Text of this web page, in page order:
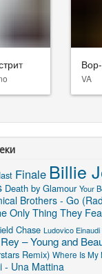
VA
Finale Billie
Death by Glamour Your
Brothers - Go
Only Thing They
Chase Ludovico Einaudi
– Young and
Remix) Where Is My
- Una Mattina